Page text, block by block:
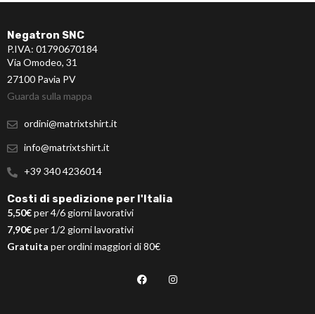
Negatron SNC
P.IVA: 01790670184
Via Omodeo, 31
27100 Pavia PV
Guarda sulla mappa
ordini@matrixtshirt.it
info@matrixtshirt.it
+39 340 4236014
Costi di spedizione per l'Italia
5,50€per 4/6 giorni lavorativi
7,90€per 1/2 giorni lavorativi
Gratuita per ordini maggiori di 80€